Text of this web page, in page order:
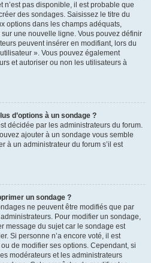
pas disponible, il est probable que
des sondages. Saisissez le titre du
options dans les champs adéquats,
une nouvelle ligne. Vous pouvez définir
peuvent insérer en modifiant, lors du
». Vous pouvez également
et autoriser ou non les utilisateurs à
d’options à un sondage ?
décidée par les administrateurs du forum.
ajouter à un sondage vous semble
à un administrateur du forum s’il est
un sondage ?
ne peuvent être modifiés que par
Pour modifier un sondage,
message du sujet car le sondage est
Si personne n’a encore voté, il est
de modifier ses options. Cependant, si
modérateurs et les administrateurs